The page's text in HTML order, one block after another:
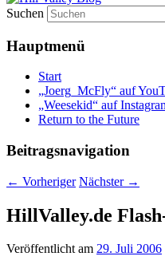
Suchen
Hauptmenü
Start
„Joerg_McFly“ auf
„Weesekid“ auf
Return to the Future
Beitragsnavigation
← Vorheriger Nächster →
HillValley.de
Veröffentlicht am 29. Juli 2006